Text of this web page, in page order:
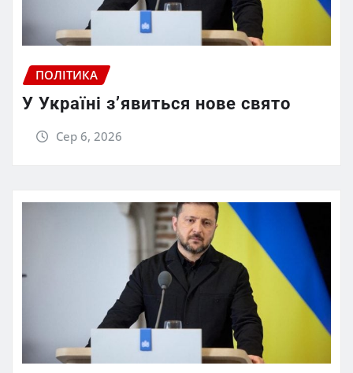
ПОЛІТИКА
У Україні з’явиться нове свято
Сер 6, 2026